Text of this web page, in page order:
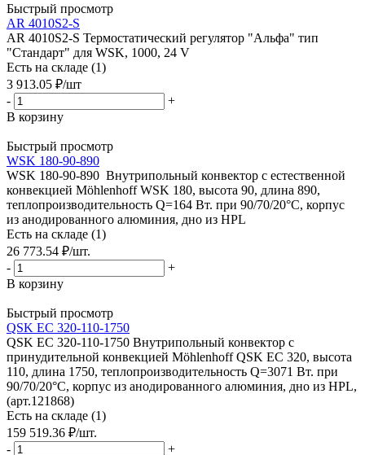
Быстрый просмотр
AR 4010S2-S
AR 4010S2-S Термостатический регулятор "Альфа" тип
"Стандарт" для WSK, 1000, 24 V
Есть на складе (1)
3 913.05 ₽/шт
-
+
В корзину
Быстрый просмотр
WSK 180-90-890
WSK 180-90-890 Внутрипольный конвектор с естественной
конвекцией Möhlenhoff WSK 180, высота 90, длина 890,
теплопроизводительность Q=164 Вт. при 90/70/20°C, корпус
из анодированного алюминия, дно из HPL
Есть на складе (1)
26 773.54 ₽/шт.
-
+
В корзину
Быстрый просмотр
QSK EC 320-110-1750
QSK EC 320-110-1750 Внутрипольный конвектор с
принудительной конвекцией Möhlenhoff QSK EC 320, высота
110, длина 1750, теплопроизводительность Q=3071 Вт. при
90/70/20°C, корпус из анодированного алюминия, дно из HPL,
(арт.121868)
Есть на складе (1)
159 519.36 ₽/шт.
-
+